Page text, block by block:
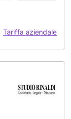
Tariffa aziendale